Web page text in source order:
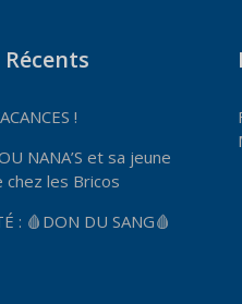
!
NANA’S et sa jeune
chez les Bricos
: 🩸DON DU SANG🩸